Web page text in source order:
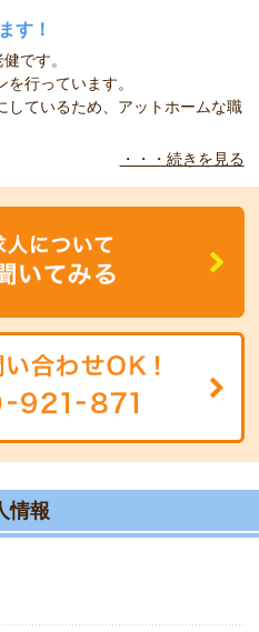
す！
です。
行っています。
しているため、アットホームな職
業務に専念できる環境がありま
・・・続きを見る
情報